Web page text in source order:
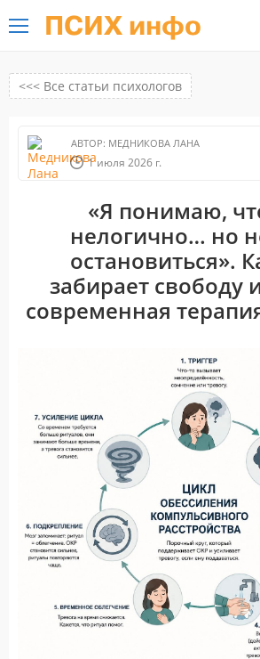
ПСИХ инфо
<<< Все статьи психологов
АВТОР: МЕДНИКОВА ЛАНА
1 июля 2026 г.
«Я понимаю,
нелогично… но
остановиться».
забирает свободу
современная